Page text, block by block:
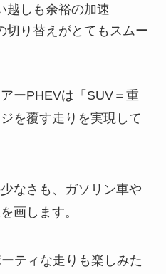
越しも余裕の加速
切り替えがとてもスムー
ーPHEVは「SUV＝重
を覆す走りを実現して
なさも、ガソリン車や
画します。
ティな走りも楽しみた